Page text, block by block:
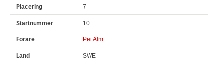
7
10
Per Alm
SWE